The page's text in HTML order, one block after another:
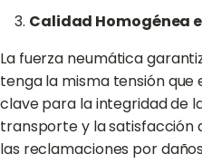
Calidad Homogénea
La fuerza neumática
tenga la misma tensión que
clave para la integridad de
transporte y la satisfacción
las reclamaciones por